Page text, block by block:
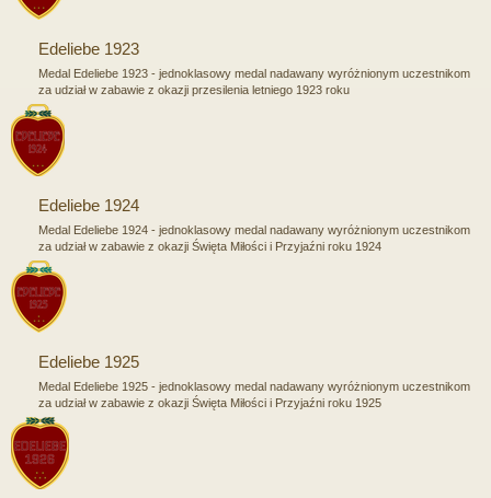
Edeliebe 1923
Medal Edeliebe 1923 - jednoklasowy medal nadawany wyróżnionym uczestnikom
za udział w zabawie z okazji przesilenia letniego 1923 roku
Edeliebe 1924
Medal Edeliebe 1924 - jednoklasowy medal nadawany wyróżnionym uczestnikom
za udział w zabawie z okazji Święta Miłości i Przyjaźni roku 1924
Edeliebe 1925
Medal Edeliebe 1925 - jednoklasowy medal nadawany wyróżnionym uczestnikom
za udział w zabawie z okazji Święta Miłości i Przyjaźni roku 1925